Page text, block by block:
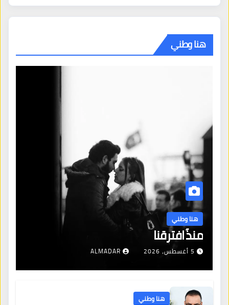
هنا وطني
هنا وطني
منذُ افترقنا
5 أغسطس، 2026 ALMADAR
هنا وطني